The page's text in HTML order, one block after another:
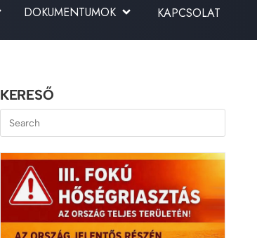
DOKUMENTUMOK KAPCSOLAT
KERESŐ